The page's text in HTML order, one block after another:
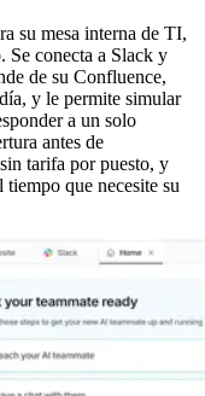
su mesa interna de TI,
Se conecta a Slack y
de su Confluence,
y le permite simular
a un solo
antes de
tarifa por puesto, y
que necesite su